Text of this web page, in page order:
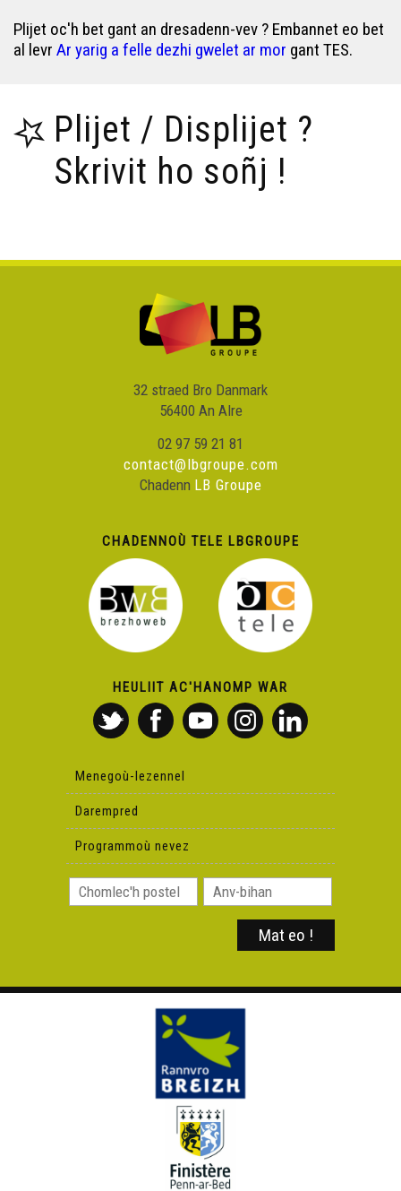
Plijet oc'h bet gant an dresadenn-vev ? Embannet eo bet
al levr Ar yarig a felle dezhi gwelet ar mor gant TES.
Plijet / Displijet ?
Skrivit ho soñj !
32 straed Bro Danmark
56400 An Alre
02 97 59 21 81
contact@lbgroupe.com
Chadenn LB Groupe
CHADENNOÙ TELE LBGROUPE
HEULIIT AC'HANOMP WAR
Menegoù-lezennel
Darempred
Programmoù nevez